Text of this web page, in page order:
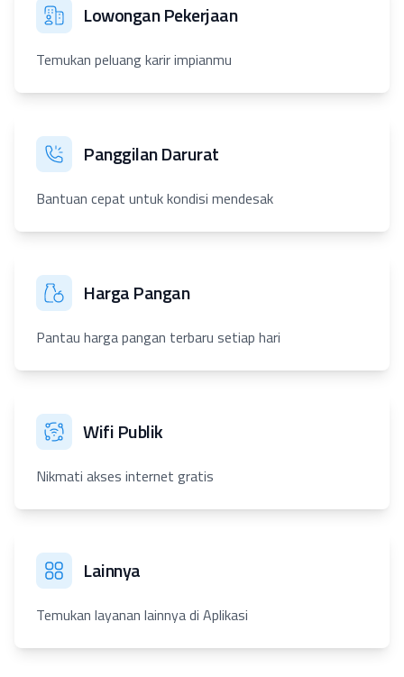
Lowongan Pekerjaan
Temukan peluang karir impianmu
Panggilan Darurat
Bantuan cepat untuk kondisi mendesak
Harga Pangan
Pantau harga pangan terbaru setiap hari
Wifi Publik
Nikmati akses internet gratis
Lainnya
Temukan layanan lainnya di Aplikasi